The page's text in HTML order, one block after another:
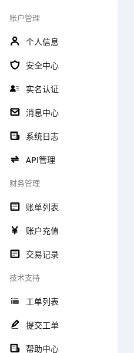
账户管理
个人信息
安全中心
实名认证
消息中心
系统日志
API管理
财务管理
账单列表
账户充值
交易记录
技术支持
工单列表
提交工单
帮助中心